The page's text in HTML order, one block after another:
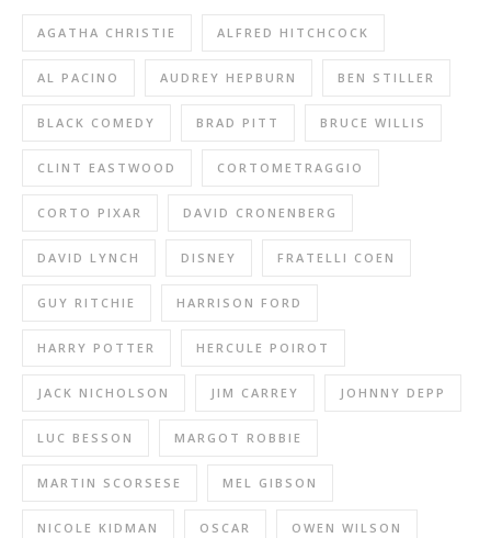
AGATHA CHRISTIE ALFRED HITCHCOCK
AL PACINO AUDREY HEPBURN BEN STILLER
BLACK COMEDY BRAD PITT BRUCE WILLIS
CLINT EASTWOOD CORTOMETRAGGIO
CORTO PIXAR DAVID CRONENBERG
DAVID LYNCH DISNEY FRATELLI COEN
GUY RITCHIE HARRISON FORD
HARRY POTTER HERCULE POIROT
JACK NICHOLSON JIM CARREY JOHNNY DEPP
LUC BESSON MARGOT ROBBIE
MARTIN SCORSESE MEL GIBSON
NICOLE KIDMAN OSCAR OWEN WILSON